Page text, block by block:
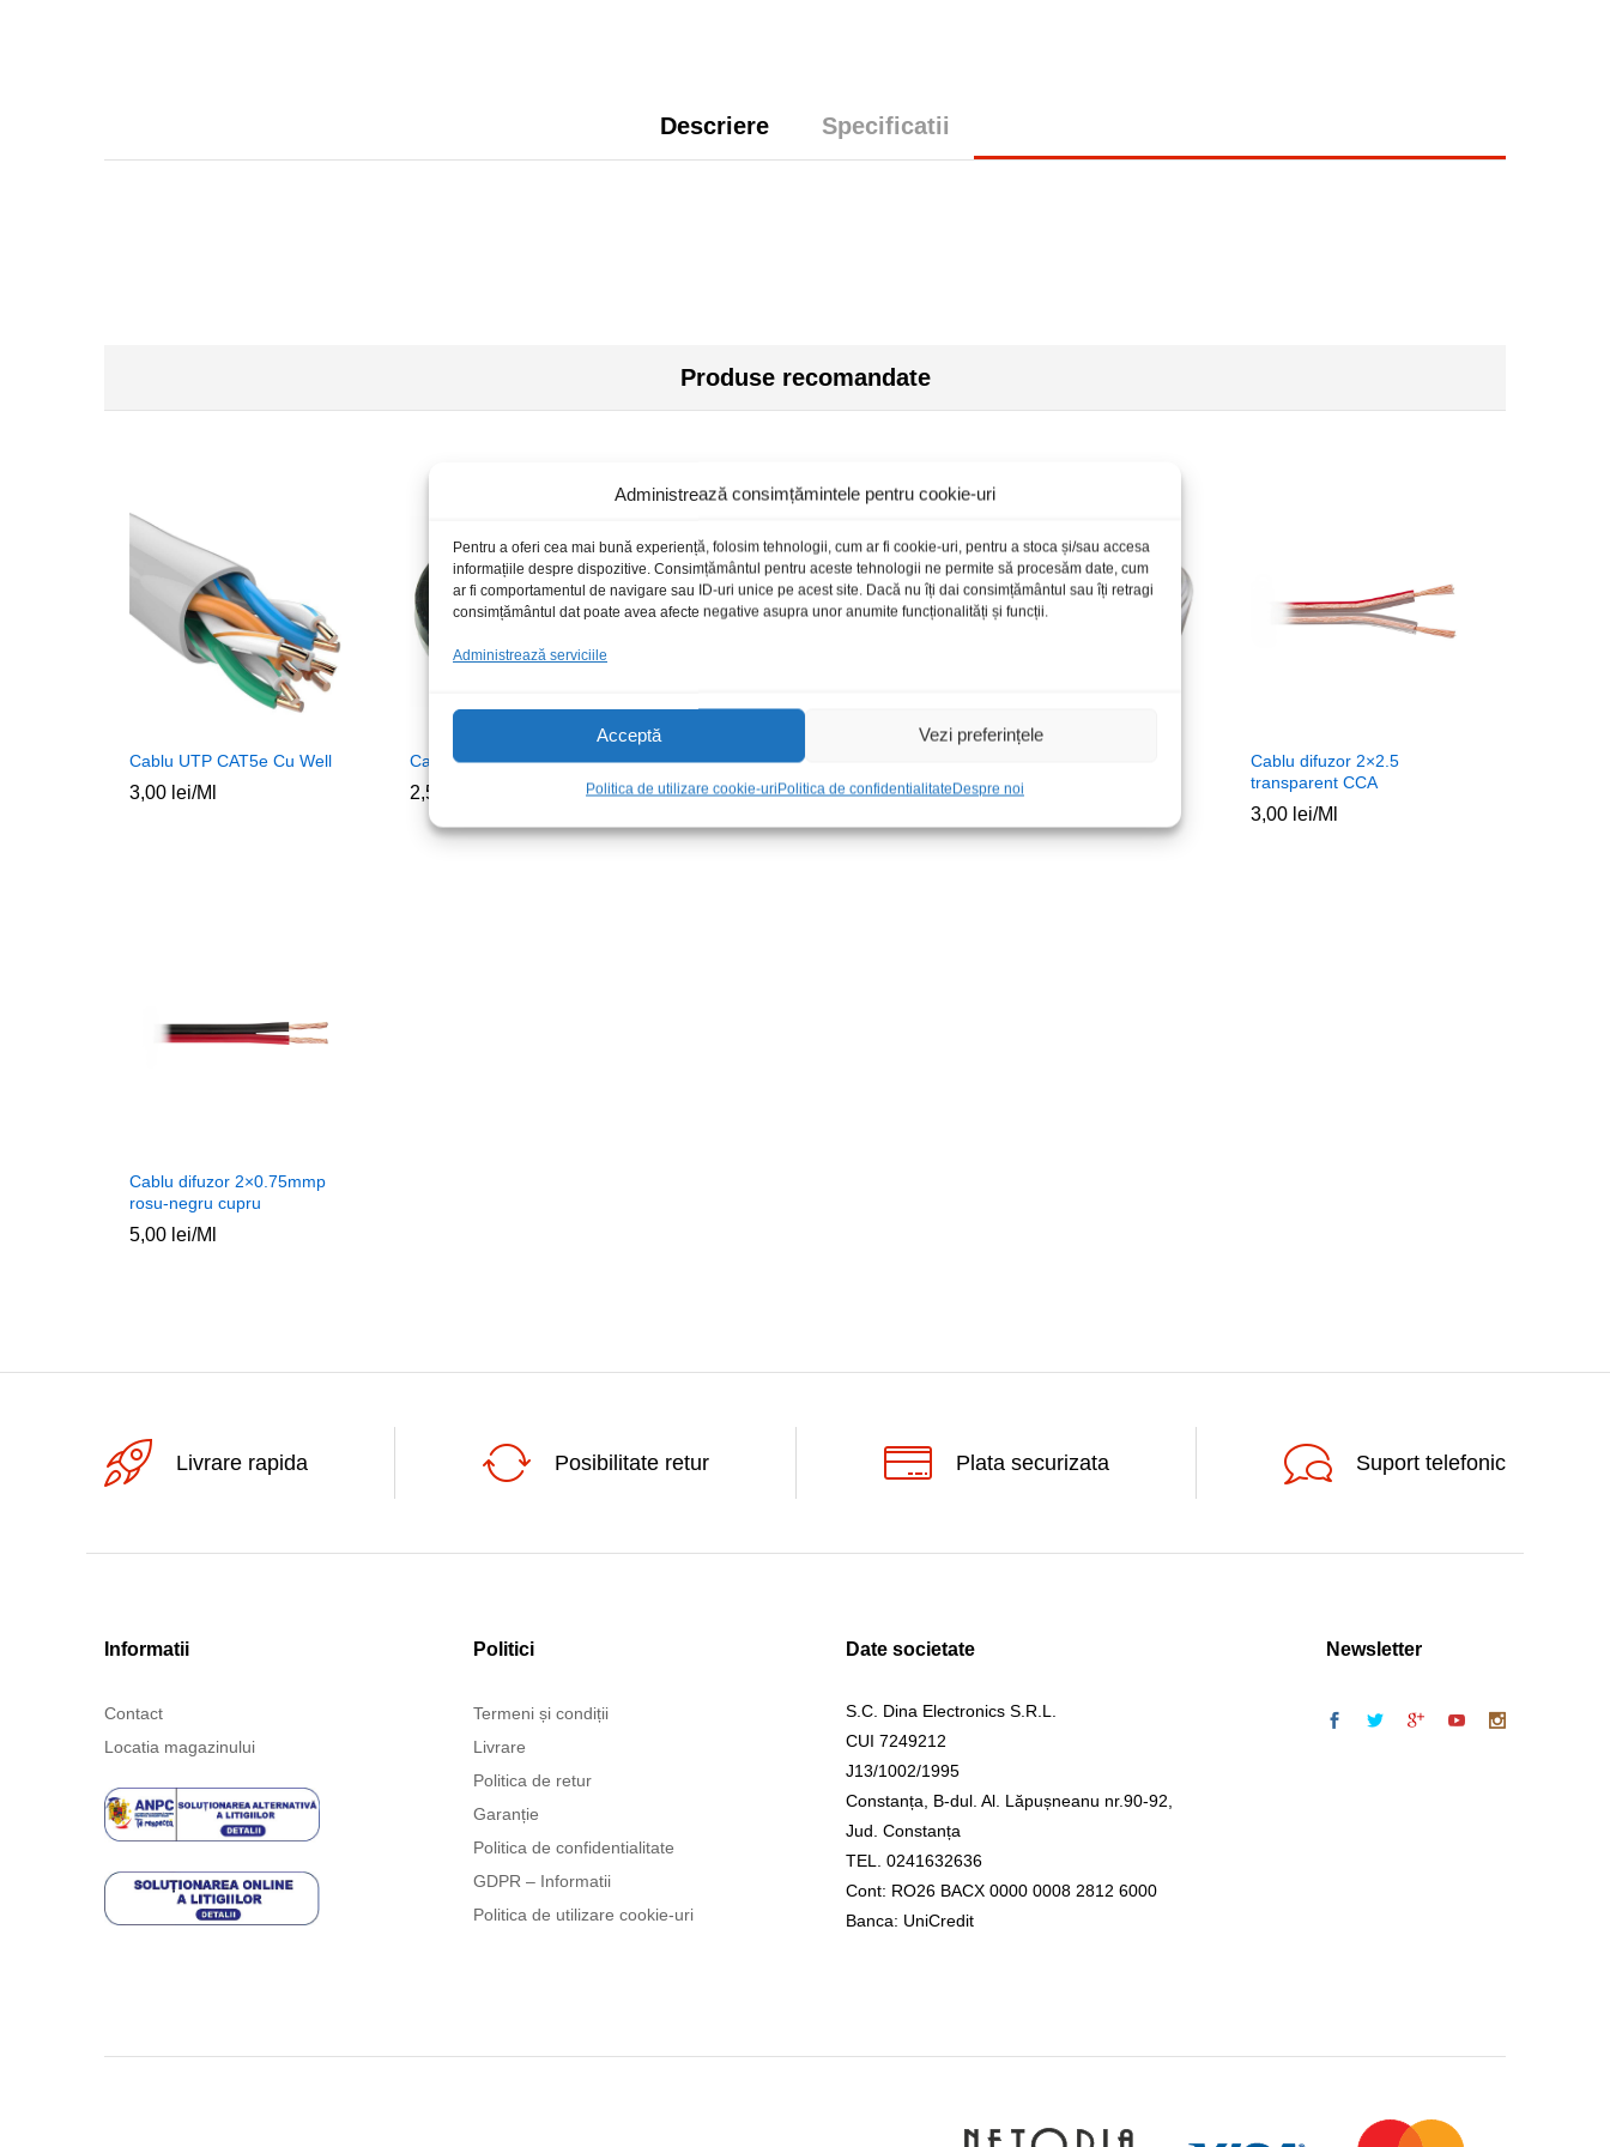
Administrează consimțămintele pentru cookie-uri
Pentru a oferi cea mai bună experiență, folosim tehnologii, cum ar fi cookie-uri, pentru a stoca și/sau accesa
informațiile despre dispozitive. Consimțământul pentru aceste tehnologii ne permite să procesăm date, cum
ar fi comportamentul de navigare sau ID-uri unice pe acest site. Dacă nu îți dai consimțământul sau îți retragi
consimțământul dat poate avea afecte negative asupra unor anumite funcționalități și funcții.
Administrează serviciile
Acceptă Vezi preferințele
Politica de utilizare cookie-uriPolitica de confidentialitateDespre noi
Descriere Specificatii
Produse recomandate
Cablu UTP CAT5e Cu Well
3,00 lei/Ml
Cablu micr mo 4mm
2,50
Cablu FTP CAT5E CCA LP
4x2x0.5mmp
1,50lei
Cablu difuzor 2×2.5
transparent CCA
3,00 lei/Ml
Cablu difuzor 2×0.75mmp
rosu-negru cupru
5,00 lei/Ml
Livrare rapida Posibilitate retur Plata securizata Suport telefonic
Informatii
Contact
Locatia magazinului
Politici
Termeni și condiții
Livrare
Politica de retur
Garanție
Politica de confidentialitate
GDPR – Informatii
Politica de utilizare cookie-uri
Date societate
S.C. Dina Electronics S.R.L.
CUI 7249212
J13/1002/1995
Constanța, B-dul. Al. Lăpușneanu nr.90-92,
Jud. Constanța
TEL. 0241632636
Cont: RO26 BACX 0000 0008 2812 6000
Banca: UniCredit
Newsletter